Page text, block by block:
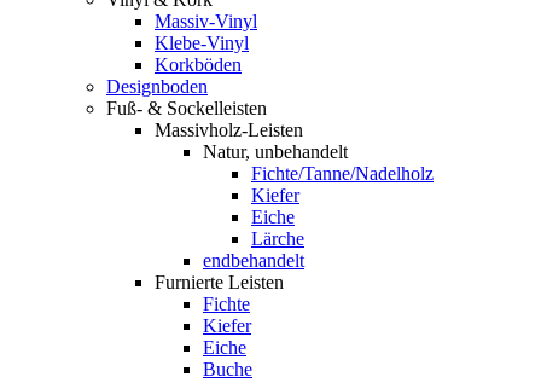
Massiv-Vinyl
Klebe-Vinyl
Korkböden
Designboden
Fuß- & Sockelleisten
Massivholz-Leisten
Natur, unbehandelt
Fichte/Tanne/Nadelholz
Kiefer
Eiche
Lärche
endbehandelt
Furnierte Leisten
Fichte
Kiefer
Eiche
Buche